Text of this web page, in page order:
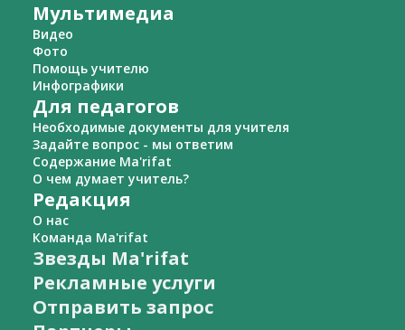
Мультимедиа
Видео
Фото
Помощь учителю
Инфографики
Для педагогов
Необходимые документы для учителя
Задайте вопрос - мы ответим
Содержание Ma'rifat
О чем думает учитель?
Редакция
О нас
Команда Ma'rifat
Звезды Ma'rifat
Рекламные услуги
Отправить запрос